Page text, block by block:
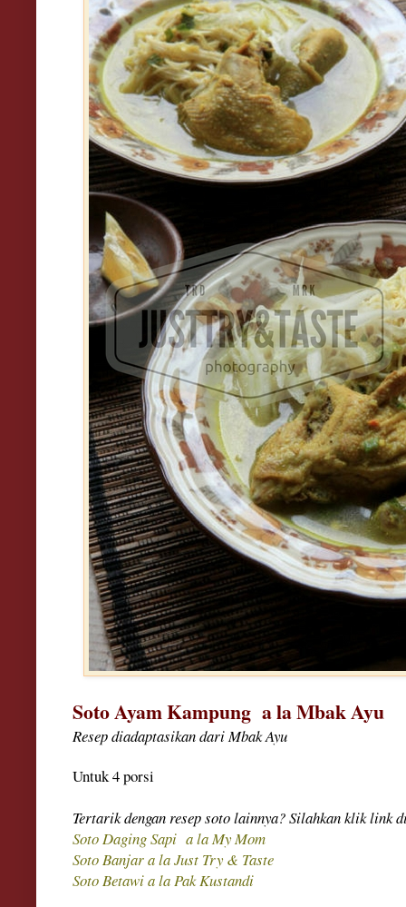
Soto Ayam Kampung a la Mbak Ayu
Resep diadaptasikan dari Mbak Ayu
Untuk 4 porsi
Tertarik denganresep soto lainnya? Silahkan klik link
Soto Daging Sapi a la My Mom
Soto Banjar a la Just Try & Taste
Soto Betawi a la Pak Kustandi